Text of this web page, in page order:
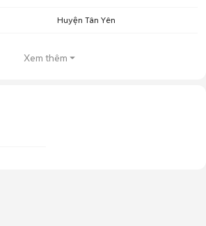
Huyện Tân Yên
Xem thêm